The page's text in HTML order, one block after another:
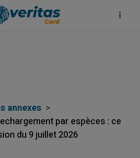
annexes
par espèces : ce
du 9 juillet 2026